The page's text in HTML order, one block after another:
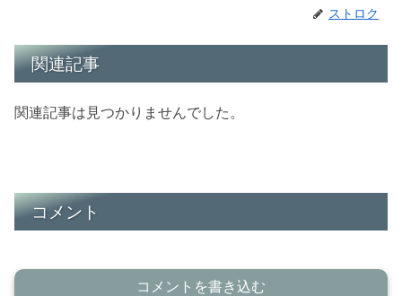
ストロク
関連記事
関連記事は見つかりませんでした。
コメント
コメントを書き込む